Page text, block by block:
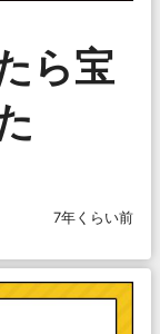
ら宝
7年くらい前